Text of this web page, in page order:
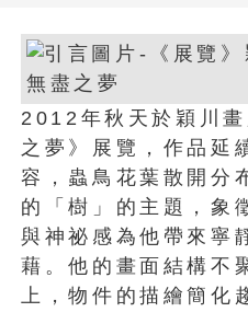
2012年秋天於穎川
之夢》展覽，作品延
容，蟲鳥花葉散開分
的「樹」的主題，象
與神祕感為他帶來寧
藉。他的畫面結構不
上，物件的描繪簡化